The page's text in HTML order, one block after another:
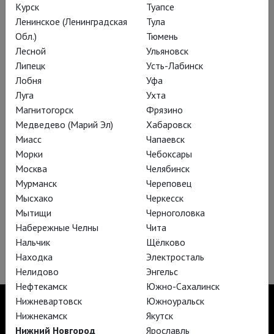
Ходжа Насреддин
Дебют Тимура Бекмамбетова на театральной сцене.
Философская притча или восточная сказка? «Ходжа
Насреддин» в Театре Наций.
Курск
Ленинское (Ленинградская
Обл.)
Лесной
Липецк
Лобня
Луга
Магнитогорск
Медведево (Марий Эл)
Миасс
Морки
Москва
Мурманск
Мысхако
Мытищи
Набережные Челны
Нальчик
Находка
Нелидово
Нефтекамск
Нижневартовск
Нижнекамск
Нижний Новгород
Туапсе
Тула
Тюмень
Ульяновск
Усть-Лабинск
Уфа
Ухта
Фрязино
Хабаровск
Чапаевск
Чебоксары
Челябинск
Череповец
Черкесск
Черноголовка
Чита
Щёлково
Электросталь
Энгельс
Южно-Сахалинск
Южноуральск
Якутск
Ярославль